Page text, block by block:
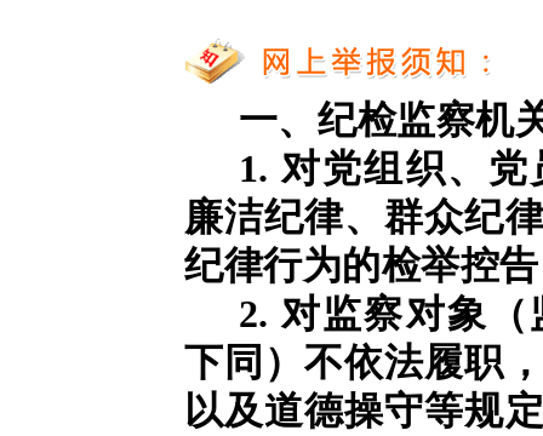
一、纪检监察机
1. 对党组织、
廉洁纪律、群众纪
纪律行为的检举控
2. 对监察对象
下同）不依法履职
以及道德操守等规